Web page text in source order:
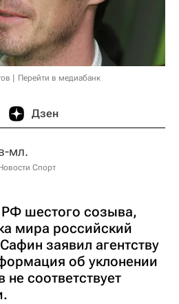
Перейти в медиабанк
Дзен
мл.
Спорт
шестого созыва,
мира российский
заявил агентству
об уклонении
не соответствует